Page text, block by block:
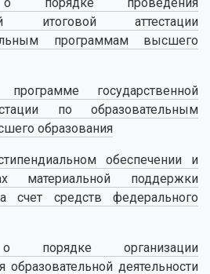
итоговой аттестации
программам высшего
государственной
по образовательным
образования
обеспечении и
материальной поддержки
счет средств федерального
порядке организации
образовательной деятельности